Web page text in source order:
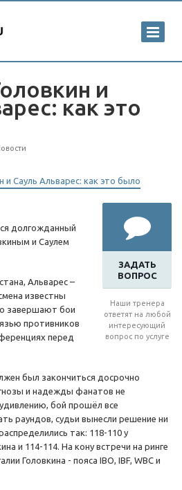
и
как это
ЗАДАТЬ
ВОПРОС
Наши тренера
ответят на любой
интересующий
вопрос по услуге
долгожданный
и Саулем
Альварес –
известны
завершают бои
противников
перед
был закончиться досрочно
и надежды фанатов не
бой прошёл все
раундов, судьи вынесли решение ни
так: 118-110 у
и 114-114. На кону встречи на ринге
Головкина - пояса IBO, IBF, WBC и